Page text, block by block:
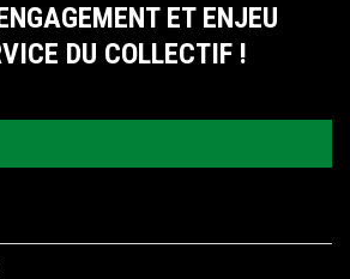
ET ENJEU
DU COLLECTIF !